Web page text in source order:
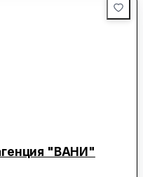
"ВАНИ"